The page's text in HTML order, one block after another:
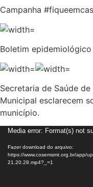
Campanha
Boletim epidemiológico
Secretaria de Saúde
Municipal esclarecem
município.
Tocador
de
vídeo
Media error: Format(s) not
Fazer download do arquivo:
https://www.cosemsmt.org.br/app/
21.20.28.mp4?_=1